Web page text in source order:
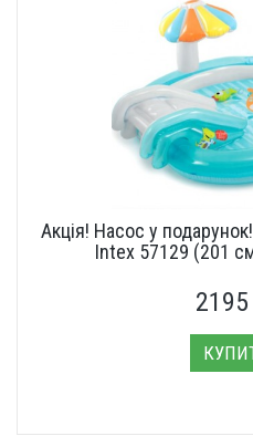
Акція! Насос у
Intex 57129 (201